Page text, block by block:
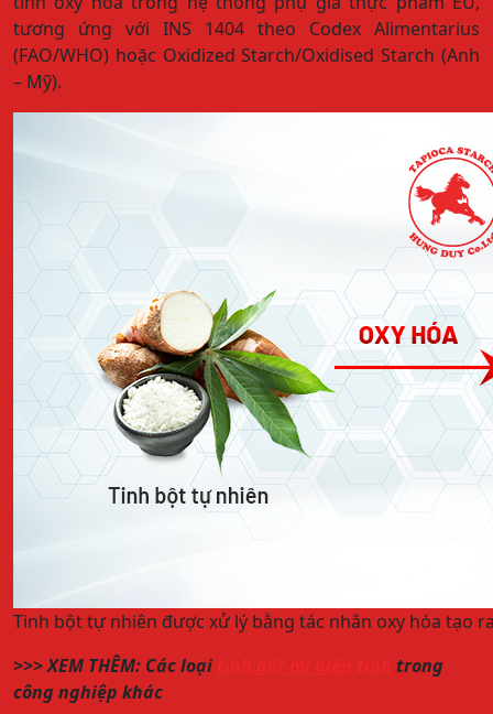
tương ứng với INS 1404 theo Codex Alimentarius
(FAO/WHO) hoặc Oxidized Starch/Oxidised Starch (Anh
– Mỹ).
Tinh bột tự nhiên được xử lý bằng tác nhân oxy hóa tạo
>>> XEM THÊM: Các loại
trong
công nghiệp khác